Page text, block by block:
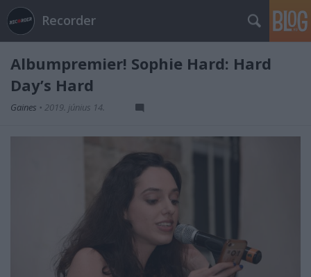
Recorder
Albumpremier! Sophie Hard: Hard
Day’s Hard
Gaines • 2019. június 14.